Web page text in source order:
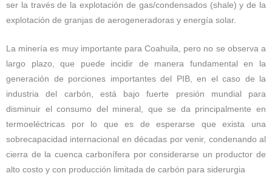
ser la través de la explotación de gas/condensados (shale) y de la
explotación de granjas de aerogeneradoras y energía solar.
La minería es muy importante para Coahuila, pero no se observa a
largo plazo, que puede incidir de manera fundamental en la
generación de porciones importantes del PIB, en el caso de la
industria del carbón, está bajo fuerte presión mundial para
disminuir el consumo del mineral, que se da principalmente en
termoeléctricas por lo que es de esperarse que exista una
sobrecapacidad internacional en décadas por venir, condenando al
cierra de la cuenca carbonífera por considerarse un productor de
alto costo y con producción limitada de carbón para siderurgia